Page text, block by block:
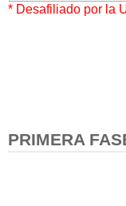
* Desafiliado por la
PRIMERA